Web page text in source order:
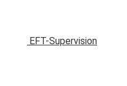
EFT-Supervision